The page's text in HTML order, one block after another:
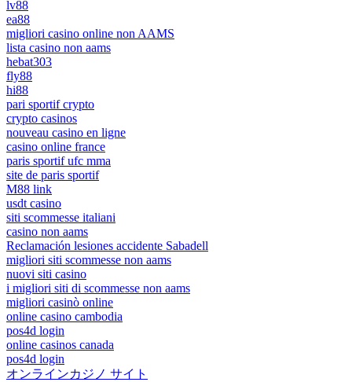
lv88
ea88
migliori casino online non AAMS
lista casino non aams
hebat303
fly88
hi88
pari sportif crypto
crypto casinos
nouveau casino en ligne
casino online france
paris sportif ufc mma
site de paris sportif
M88 link
usdt casino
siti scommesse italiani
casino non aams
Reclamación lesiones accidente Sabadell
migliori siti scommesse non aams
nuovi siti casino
i migliori siti di scommesse non aams
migliori casinò online
online casino cambodia
pos4d login
online casinos canada
pos4d login
オンラインカジノ サイト